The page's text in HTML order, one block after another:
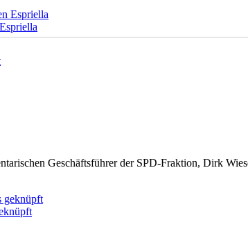
Geschäftsführer der SPD-Fraktion, Dirk